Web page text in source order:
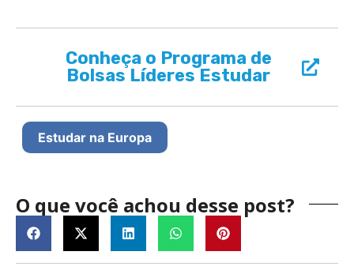
Conheça o Programa de
Bolsas Líderes Estudar
Estudar na Europa
O que você achou desse post?